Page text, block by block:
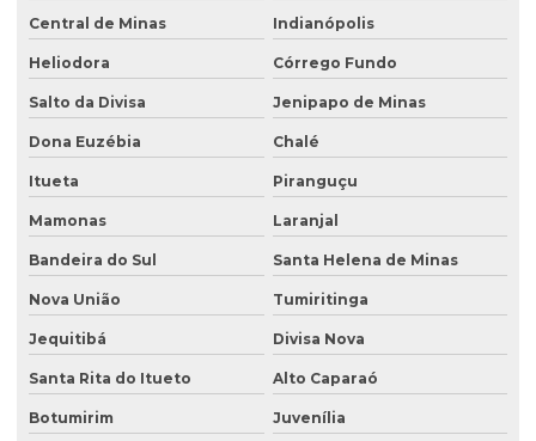
Central de Minas Indianópolis
Heliodora Córrego Fundo
Salto da Divisa Jenipapo de Minas
Dona Euzébia Chalé
Itueta Piranguçu
Mamonas Laranjal
Bandeira do Sul Santa Helena de Minas
Nova União Tumiritinga
Jequitibá Divisa Nova
Santa Rita do Itueto Alto Caparaó
Botumirim Juvenília